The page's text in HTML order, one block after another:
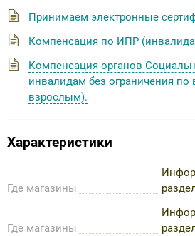
Принимаем электронные
Компенсация по ИПР
Компенсация органов
инвалидам без ограничения по
взрослым).
Характеристики
Где магазины
Где магазины